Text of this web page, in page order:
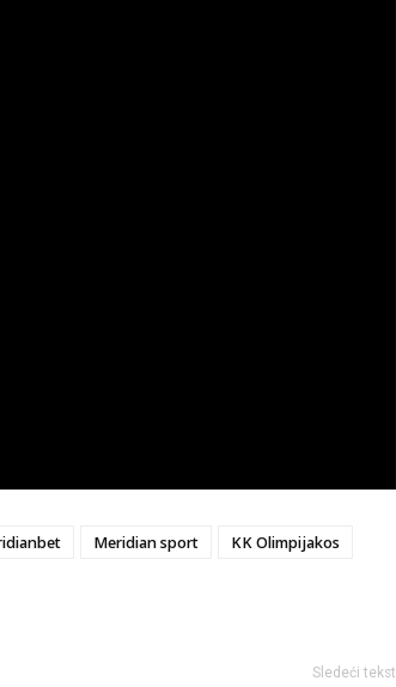
Meridian sport
KK Olimpijakos
Sledeći tekst